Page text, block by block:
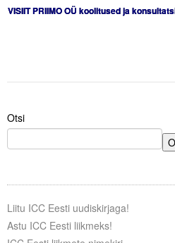
Kontakt
Projektid
VISIIT PRIIMO OÜ koolitused ja
Otsi
Liitu ICC Eesti uudiskirjaga!
Astu ICC Eesti liikmeks!